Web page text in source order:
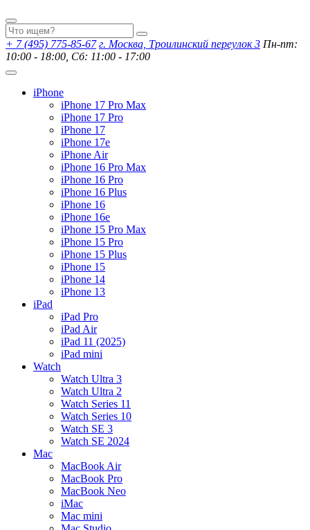
+ 7 (495) 775-85-67 г. Москва, Троилинский переулок 3 Пн-пт:
10:00 - 18:00, Сб: 11:00 - 17:00
iPhone
iPhone 17 Pro Max
iPhone 17 Pro
iPhone 17
iPhone 17e
iPhone Air
iPhone 16 Pro Max
iPhone 16 Pro
iPhone 16 Plus
iPhone 16
iPhone 16e
iPhone 15 Pro Max
iPhone 15 Pro
iPhone 15 Plus
iPhone 15
iPhone 14
iPhone 13
iPad
iPad Pro
iPad Air
iPad 11 (2025)
iPad mini
Watch
Watch Ultra 3
Watch Ultra 2
Watch Series 11
Watch Series 10
Watch SE 3
Watch SE 2024
Mac
MacBook Air
MacBook Pro
MacBook Neo
iMac
Mac mini